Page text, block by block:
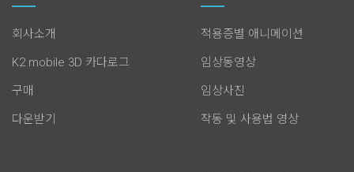
회사소개
K2 mobile 3D 카다로그
구매
다운받기
적용증별 애니메이션
임상동영상
임상사진
작동 및 사용법 영상